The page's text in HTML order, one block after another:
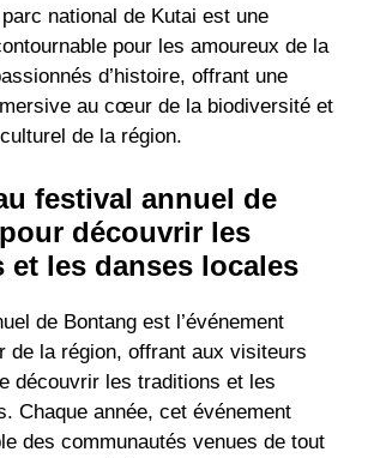
national de Kutai est une
pour les amoureux de la
d’histoire, offrant une
au cœur de la biodiversité et
de la région.
festival annuel de
découvrir les
les danses locales
de Bontang est l’événement
de la région, offrant aux visiteurs
découvrir les traditions et les
Chaque année, cet événement
des communautés venues de tout